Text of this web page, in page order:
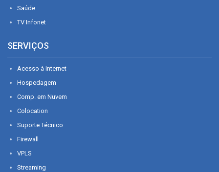
Saúde
TV Infonet
SERVIÇOS
Acesso à Internet
Hospedagem
Comp. em Nuvem
Colocation
Suporte Técnico
Firewall
VPLS
Streaming